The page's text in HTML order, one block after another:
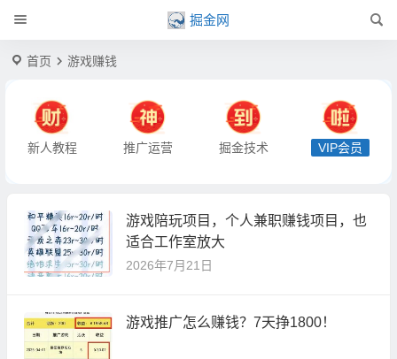
掘金网
首页 游戏赚钱
新人教程 推广运营 掘金技术 VIP会员
游戏陪玩项目，个人兼职赚钱项目，也
适合工作室放大
2026年7月21日
游戏推广怎么赚钱？7天挣1800！